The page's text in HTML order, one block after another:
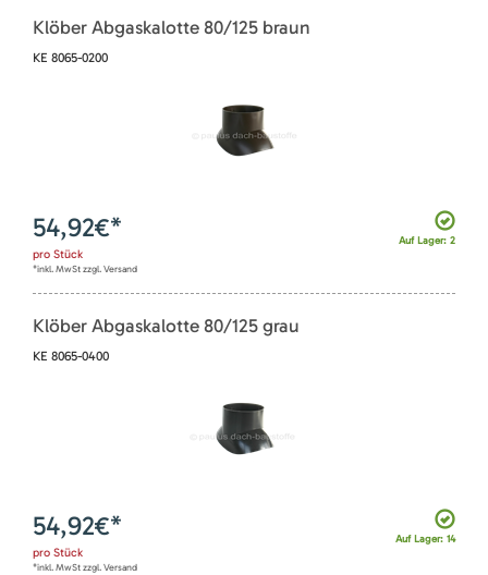
Klöber Abgaskalotte 80/125 braun
KE 8065-0200
Auf Lager: 2
54,92€*
pro Stück
*inkl. MwSt zzgl. Versand
Klöber Abgaskalotte 80/125 grau
KE 8065-0400
Auf Lager: 14
54,92€*
pro Stück
*inkl. MwSt zzgl. Versand